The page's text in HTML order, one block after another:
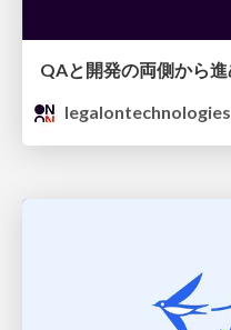
legalontechnologies